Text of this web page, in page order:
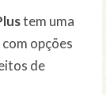
tem uma
opções
de